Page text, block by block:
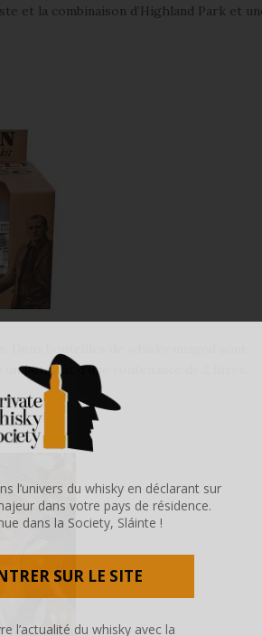
et la combinaison d’Highland Park et
bouteilles de whisky unaged sont
petit fût d’une contenance de 2 litres.
l’univers du whisky en déclarant sur
dans votre pays de résidence.
dans la Society, Sláinte !
SUR LE SITE
l’actualité du whisky avec la